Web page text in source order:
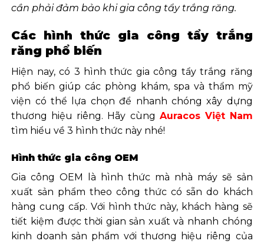
cần phải đảm bảo khi gia công tẩy trắng răng.
Các hình thức gia công tẩy trắng
răng phổ biến
Hiện nay, có 3 hình thức gia công tẩy trắng răng
phổ biến giúp các phòng khám, spa và thẩm mỹ
viện có thể lựa chọn để nhanh chóng xây dựng
thương hiệu riêng. Hãy cùng Auracos Việt Nam
tìm hiểu về 3 hình thức này nhé!
Hình thức gia công OEM
Gia công OEM là hình thức mà nhà máy sẽ sản
xuất sản phẩm theo công thức có sẵn do khách
hàng cung cấp. Với hình thức này, khách hàng sẽ
tiết kiệm được thời gian sản xuất và nhanh chóng
kinh doanh sản phẩm với thương hiệu riêng của